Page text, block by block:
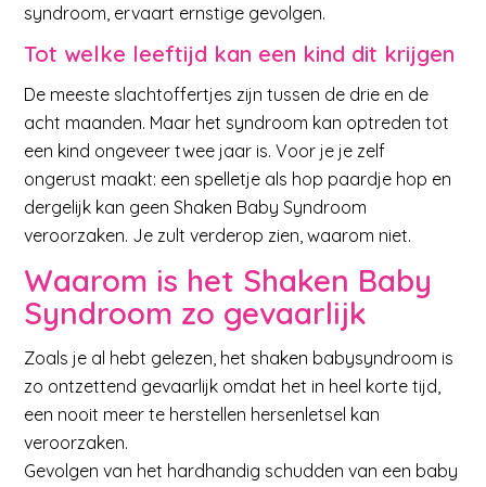
syndroom, ervaart ernstige gevolgen.
Tot welke leeftijd kan een kind dit krijgen
De meeste slachtoffertjes zijn tussen de drie en de
acht maanden. Maar het syndroom kan optreden tot
een kind ongeveer twee jaar is. Voor je je zelf
ongerust maakt: een spelletje als hop paardje hop en
dergelijk kan geen Shaken Baby Syndroom
veroorzaken. Je zult verderop zien, waarom niet.
Waarom is het Shaken Baby
Syndroom zo gevaarlijk
Zoals je al hebt gelezen, het shaken babysyndroom is
zo ontzettend gevaarlijk omdat het in heel korte tijd,
een nooit meer te herstellen hersenletsel kan
veroorzaken.
Gevolgen van het hardhandig schudden van een baby